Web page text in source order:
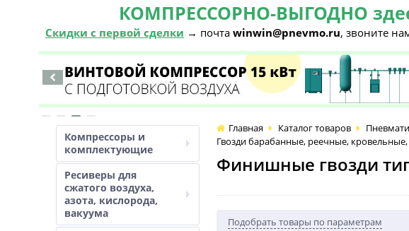
КОМПРЕССОРНО-ВЫГОДНО
Скидки с первой сделки → почта winwin@pnevmo.ru, звоните
Компрессоры и
комплектующие
Ресиверы для
сжатого воздуха,
азота, кислорода,
вакуума
Главная Каталог товаров
Гвозди барабанные, реечные,
Финишные гвозди
Подобрать товары по параметрам